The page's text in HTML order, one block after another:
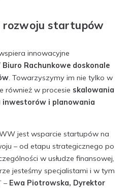
rozwoju startupów
innowacyjne
Biuro Rachunkowe doskonale
. Towarzyszymy im nie tylko w
również w procesie skalowania
inwestorów i planowania
jest wsparcie startupów na
– od etapu strategicznego po
w usłudze finansowej,
jesteśmy specjalistami i w tym
– Ewa Piotrowska, Dyrektor